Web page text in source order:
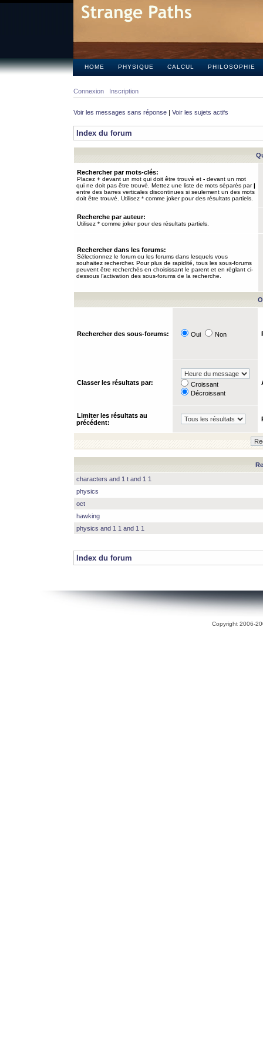
HOME PHYSIQUE CALCUL PHILOSOPHIE
Connexion Inscription
Voir les messages sans réponse | Voir les sujets actifs
Index du forum
Rechercher par mots-clés:
Placez + devant un mot qui doit être trouvé et - devant un mot
qui ne doit pas être trouvé. Mettez une liste de mots séparés par|
entre des barres verticales discontinues si seulement un des mots
doit être trouvé. Utilisez * comme joker pour des résultats partiels.
Recherche par auteur:
Utilisez * comme joker pour des résultats partiels.
Rechercher dans les forums:
Sélectionnez le forum ou les forums dans lesquels vous
souhaitez rechercher. Pour plus de rapidité, tous les sous-forums
peuvent être recherchés en choisissant le parent et en réglant ci-
dessous l’activation des sous-forums de la recherche.
Rechercher des sous-forums: Oui Non
Classer les résultats par:
Croissant
Décroissant
Limiter les résultats au
précédent:
characters and 1 t and 1 1
physics
oct
hawking
physics and 1 1 and 1 1
Index du forum
Copyright 2006-